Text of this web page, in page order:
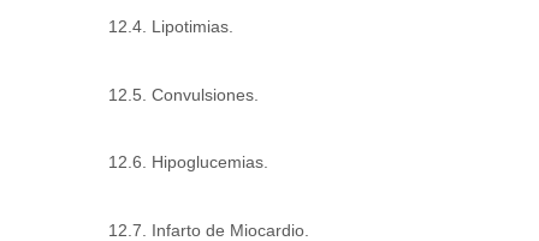
12.4. Lipotimias.
12.5. Convulsiones.
12.6. Hipoglucemias.
12.7. Infarto de Miocardio.